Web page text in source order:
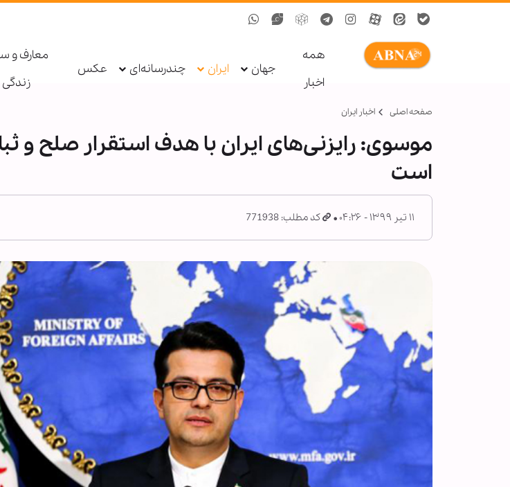
همه
اخبار
جهان ایران چندرسانه‌ای عکس
معارف و
زندگی
صفحه اصلی اخبار ایران
موسوی: رایزنی‌های ایران با هدف استقرار صلح و
است
۱۱ تیر ۱۳۹۹ - ۰۴:۲۶ کد مطلب: 771938